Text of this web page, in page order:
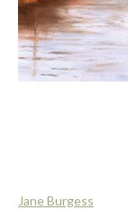
Jane Burgess